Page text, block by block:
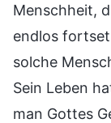
Menschheit,
endlos
solche
Sein Leben
man Gottes